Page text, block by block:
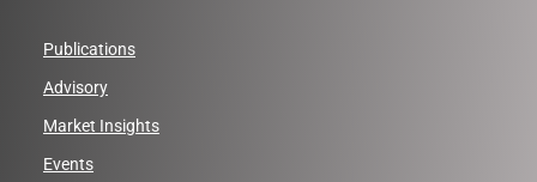
Publications
Advisory
Market Insights
Events